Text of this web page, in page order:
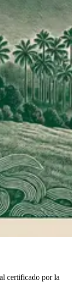
certificado por la